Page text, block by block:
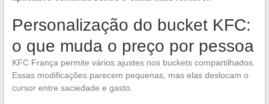
Personalização do bucket KFC:
o que muda o preço por pessoa
KFC França permite vários ajustes nos buckets compartilhados.
Essas modificações parecem pequenas, mas elas deslocam o
cursor entre saciedade e gasto.